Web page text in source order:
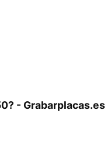
- Grabarplacas.es